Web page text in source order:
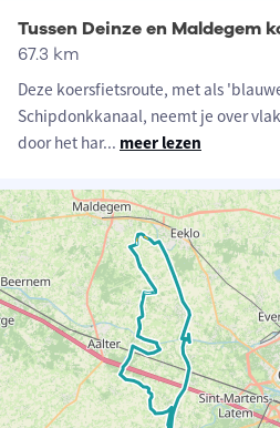
Tussen Deinze en Maldegem
67.3 km
Deze koersfietsroute, met als
Schipdonkkanaal, neemt je over
door het har... meer lezen